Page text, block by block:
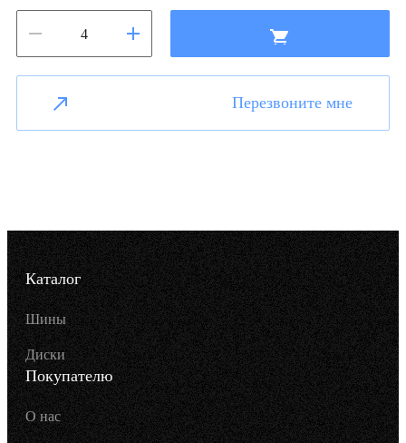
Перезвоните мне
Каталог
Шины
Диски
Покупателю
О нас